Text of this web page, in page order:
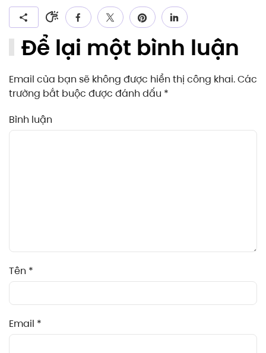
Để lại một bình luận
Email của bạn sẽ không được hiển thị công khai. Các
trường bắt buộc được đánh dấu *
Bình luận
Tên *
Email *